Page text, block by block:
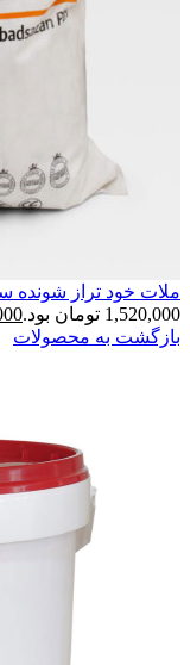
ملات خود تراز شونده
1,520,000 تومان بود.
بازگشت به محصولات